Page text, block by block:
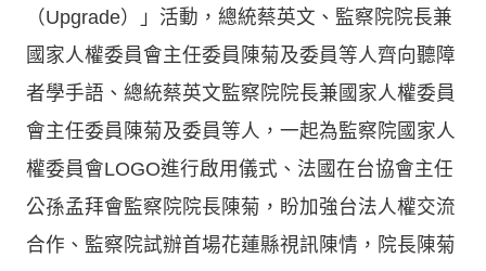
（Upgrade）」活動，總統蔡英文、監察院院長兼
國家人權委員會主任委員陳菊及委員等人齊向聽障
者學手語、總統蔡英文監察院院長兼國家人權委員
會主任委員陳菊及委員等人，一起為監察院國家人
權委員會LOGO進行啟用儀式、法國在台協會主任
公孫孟拜會監察院院長陳菊，盼加強台法人權交流
合作、監察院試辦首場花蓮縣視訊陳情，院長陳菊